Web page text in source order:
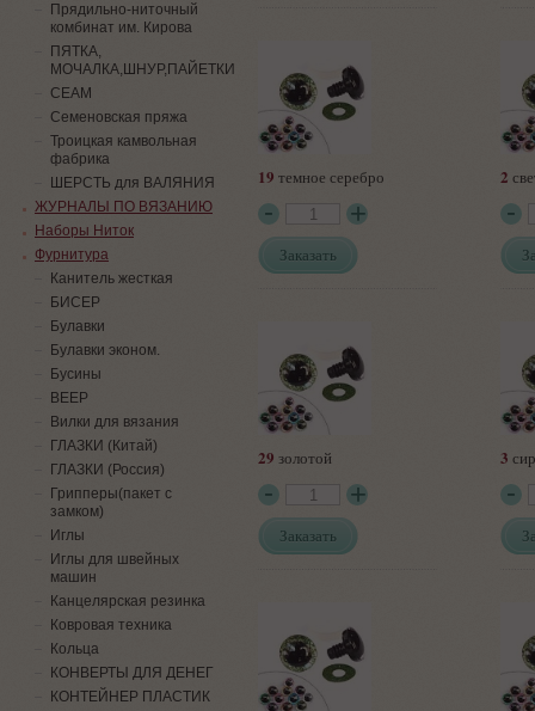
19 темное серебро
Заказать
2
29 золотой
Заказать
3
Прядильно-ниточный
комбинат им. Кирова
ПЯТКА,
МОЧАЛКА,ШНУР,ПАЙЕТКИ
СЕАМ
Семеновская пряжа
Троицкая камвольная
фабрика
ШЕРСТЬ для ВАЛЯНИЯ
ЖУРНАЛЫ ПО ВЯЗАНИЮ
Наборы Ниток
Фурнитура
Канитель жесткая
БИСЕР
Булавки
Булавки эконом.
Бусины
ВЕЕР
Вилки для вязания
ГЛАЗКИ (Китай)
ГЛАЗКИ (Россия)
Грипперы(пакет с
замком)
Иглы
Иглы для швейных
машин
Канцелярская резинка
Ковровая техника
Кольца
КОНВЕРТЫ ДЛЯ ДЕНЕГ
КОНТЕЙНЕР ПЛАСТИК